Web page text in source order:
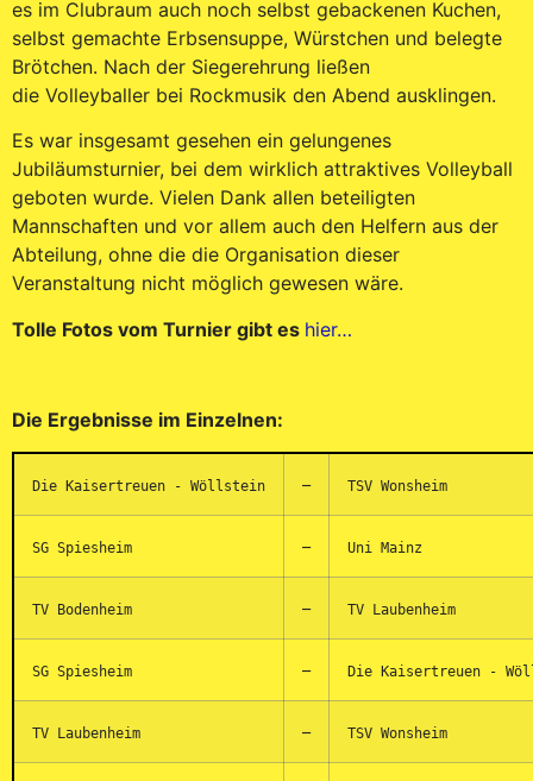
es im Clubraum auch noch selbst gebackenen Kuchen,
selbst gemachte Erbsensuppe, Würstchen und belegte
Brötchen. Nach der Siegerehrung ließen
die Volleyballer bei Rockmusik den Abend ausklingen.
Es war insgesamt gesehen ein gelungenes
Jubiläumsturnier, bei dem wirklich attraktives Volleyball
geboten wurde. Vielen Dank allen beteiligten
Mannschaften und vor allem auch den Helfern aus der
Abteilung, ohne die die Organisation dieser
Veranstaltung nicht möglich gewesen wäre.
Tolle Fotos vom Turnier gibt es hier…
Die Ergebnisse im Einzelnen:
Die Kaisertreuen - Wöllstein – TSV Wonsheim
SG Spiesheim – Uni Mainz
TV Bodenheim – TV Laubenheim
SG Spiesheim – Die Kaisertreuen -
TV Laubenheim – TSV Wonsheim